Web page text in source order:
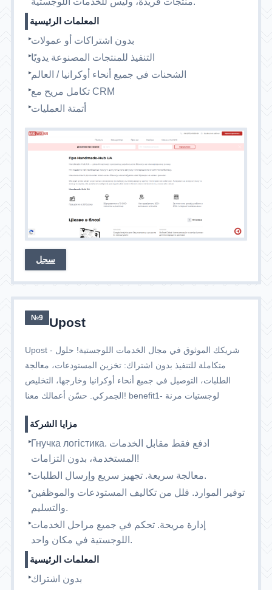
المعلمات الرئيسية
بدون اشتراكات أو عمولات
التنفيذ للمنتجات المصنوعة يدويًا
الشحنات في جميع أنحاء أوكرانيا / العالم
تكامل مريح مع CRM
أتمتة العمليات
سجل
№9 Upost
Upost - شريكك الموثوق في مجال الخدمات اللوجستية! حلول
متكاملة للتنفيذ بدون اشتراك: تخزين المستودعات، معالجة
الطلبات، التوصيل في جميع أنحاء أوكرانيا وخارجها، التخليص
الجمركي. حسّن أعمالك معنا! benefit1- لوجستيات مرنة
مزايا الشركة
Гнучка логістика. ادفع فقط مقابل الخدمات
المستخدمة، بدون التزامات!
معالجة سريعة. تجهيز سريع وإرسال الطلبات.
توفير الموارد. قلل من تكاليف المستودعات والموظفين
والتسليم.
إدارة مريحة. تحكم في جميع مراحل الخدمات
اللوجستية في مكان واحد.
المعلمات الرئيسية
بدون اشتراك